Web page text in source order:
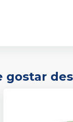
gostar